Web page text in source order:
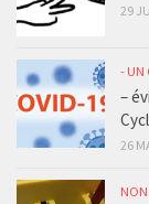
29
- UN
–
26
NON